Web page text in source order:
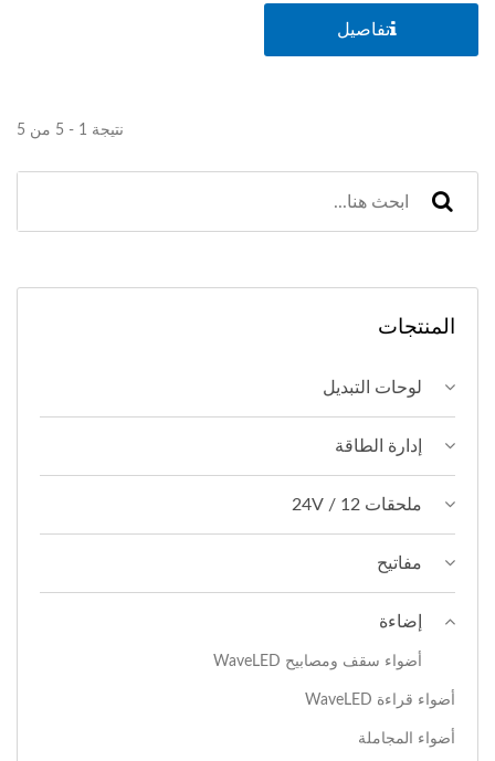
تفاصيل
نتيجة 1 - 5 من 5
المنتجات
لوحات التبديل
إدارة الطاقة
ملحقات 12 / 24V
مفاتيح
إضاءة
أضواء سقف ومصابيح WaveLED
أضواء قراءة WaveLED
أضواء المجاملة